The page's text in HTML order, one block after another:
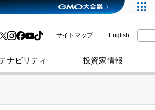
クラス入館方法
取材のお申し込みについて
その他
ナビリティ
SDGsへの取り組み
政府・自治体からの認定
投資家情報
格付・社債情報
サイトマップ English